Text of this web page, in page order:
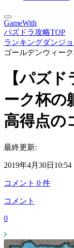
GameWith
パズドラ攻略TOP
ランキングダンジ
ゴールデンウィー
【パズ
ーク杯の
高得点の
最終更新:
2019年4月30日10:54
コメント 0 件
コメント
0